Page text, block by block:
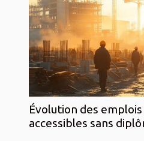
Évolution des
accessibles sans